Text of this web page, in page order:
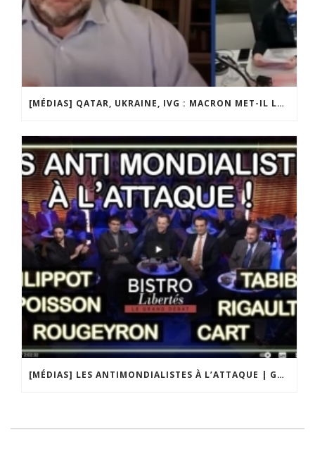
[MÉDIAS] QATAR, UKRAINE, IVG : MACRON MET-IL LA FRANCE EN DANGER ? JF POISSON INVITÉ DE LIGNE DROITE SUR RADIO COURTOISIE
[MÉDIAS] LES ANTIMONDIALISTES À L’ATTAQUE | GRAND DÉBAT DE BRISTO LIBERTÉS